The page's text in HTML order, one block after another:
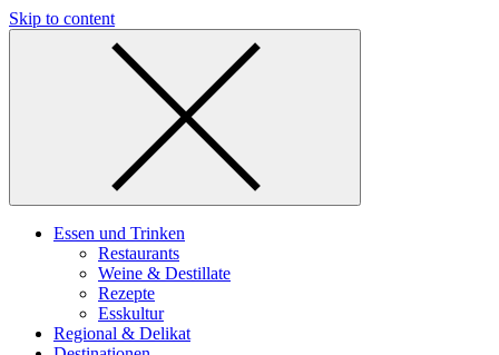
Skip to content
Essen und Trinken
Restaurants
Weine & Destillate
Rezepte
Esskultur
Regional & Delikat